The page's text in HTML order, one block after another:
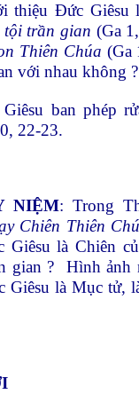
thiệu Đức Giêsu
trần gian (Ga
Thiên Chúa (Ga
với nhau không ?
ban phép
22-23.
NIỆM: Trong
Chiên Thiên
là Chiên
gian ? Hình ảnh
Giêsu là Mục tử,